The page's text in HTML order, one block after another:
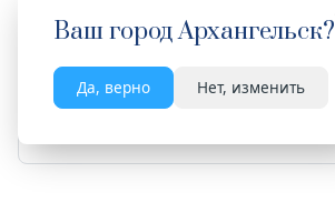
Ваш городАрхангельск?
Да, верно Нет, изменить
Весь сайт